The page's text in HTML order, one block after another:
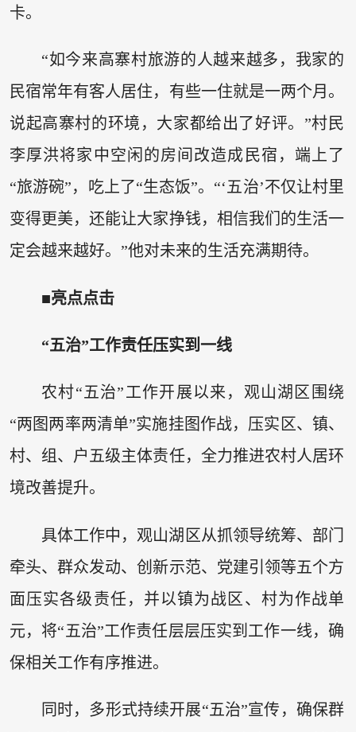
卡。
“如今来高寨村旅游的人越来越多，我家的
民宿常年有客人居住，有些一住就是一两个月。
说起高寨村的环境，大家都给出了好评。”村民
李厚洪将家中空闲的房间改造成民宿，端上了
“旅游碗”，吃上了“生态饭”。“‘五治’不仅让村里
变得更美，还能让大家挣钱，相信我们的生活一
定会越来越好。”他对未来的生活充满期待。
■亮点点击
“五治”工作责任压实到一线
农村“五治”工作开展以来，观山湖区围绕
“两图两率两清单”实施挂图作战，压实区、镇、
村、组、户五级主体责任，全力推进农村人居环
境改善提升。
具体工作中，观山湖区从抓领导统筹、部门
牵头、群众发动、创新示范、党建引领等五个方
面压实各级责任，并以镇为战区、村为作战单
元，将“五治”工作责任层层压实到工作一线，确
保相关工作有序推进。
同时，多形式持续开展“五治”宣传，确保群